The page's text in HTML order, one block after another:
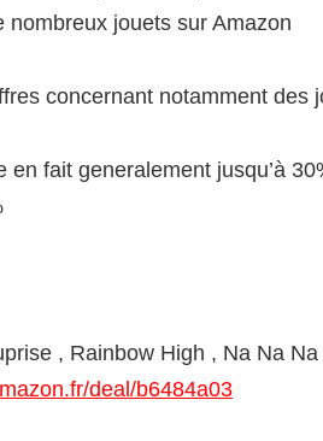
nombreux jouets sur Amazon
concernant notamment des
en fait generalement jusqu’à
, Rainbow High , Na Na
deal/b6484a03